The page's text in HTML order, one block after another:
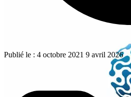
Publié le : 4 octobre 2021 9 avril 2026